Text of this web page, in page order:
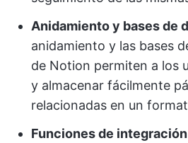
Anidamiento y bases de
anidamiento y las bases
de Notion permiten a los
y almacenar fácilmente
relacionadas en un
Funciones de